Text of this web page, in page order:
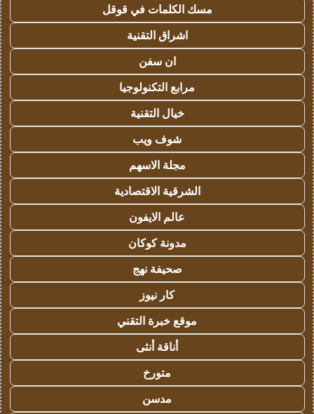
مسك الكلمات في قوقل
اشراق التقنية
ان سفن
مرابع التكنولوجيا
خيال التقنية
شوف ويب
مجلة الاسهم
الشرقية الاقتصادية
عالم الايفون
مدونة كوكان
صحيفة نهج
كار نيوز
موقع خبرة التقني
أناقة أنثى
متورخ
مدسن